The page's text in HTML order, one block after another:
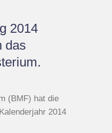
2014
das
(BMF) hat die
2014